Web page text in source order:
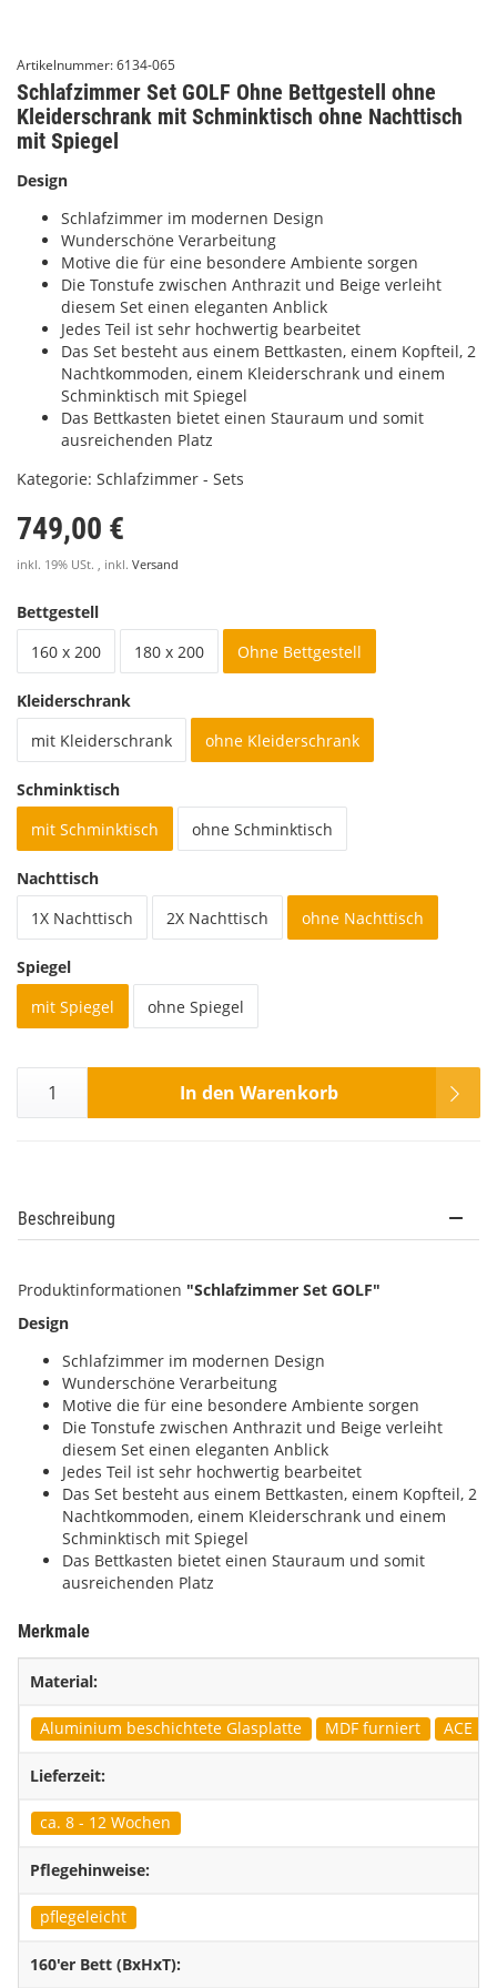
Artikelnummer:6134-065
Schlafzimmer Set GOLF Ohne Bettgestell ohne
Kleiderschrank mit Schminktisch ohne Nachttisch
mit Spiegel
Design
Schlafzimmer im modernen Design
Wunderschöne Verarbeitung
Motive die für eine besondere Ambiente sorgen
Die Tonstufe zwischen Anthrazit und Beige verleiht
diesem Set einen eleganten Anblick
Jedes Teil ist sehr hochwertig bearbeitet
Das Set besteht aus einem Bettkasten, einem Kopfteil, 2
Nachtkommoden, einem Kleiderschrank und einem
Schminktisch mit Spiegel
Das Bettkasten bietet einen Stauraum und somit
ausreichenden Platz
Kategorie: Schlafzimmer - Sets
749,00 €
inkl. 19% USt. , inkl. Versand
Bettgestell
160 x 200
180 x 200 Ohne Bettgestell
Kleiderschrank
mit Kleiderschrank
ohne Kleiderschrank
Schminktisch
mit Schminktisch
ohne Schminktisch
Nachttisch
1X Nachttisch
2X Nachttisch ohne Nachttisch
Spiegel
mit Spiegel
ohne Spiegel
In den Warenkorb
Beschreibung
Produktinformationen "Schlafzimmer Set GOLF"
Design
Schlafzimmer im modernen Design
Wunderschöne Verarbeitung
Motive die für eine besondere Ambiente sorgen
Die Tonstufe zwischen Anthrazit und Beige verleiht
diesem Set einen eleganten Anblick
Jedes Teil ist sehr hochwertig bearbeitet
Das Set besteht aus einem Bettkasten, einem Kopfteil, 2
Nachtkommoden, einem Kleiderschrank und einem
Schminktisch mit Spiegel
Das Bettkasten bietet einen Stauraum und somit
ausreichenden Platz
Merkmale
Material:
Aluminium beschichtete Glasplatte MDF furniert ACE
Lieferzeit:
ca. 8 - 12 Wochen
Pflegehinweise:
pflegeleicht
160'er Bett (BxHxT):